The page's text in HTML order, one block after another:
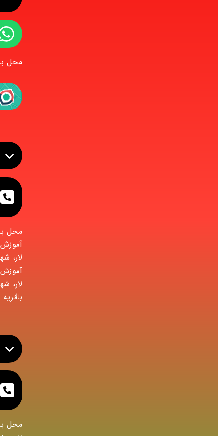
محل
محل
لار،
لار،
باقریه
محل